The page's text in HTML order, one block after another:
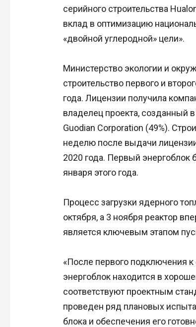
серийного строительства
вклад в оптимизацию
«двойной углеродной» цели».
Министерство экологии и
строительство первого и
года. Лицензии получила
владелец проекта, созданный
Guodian Corporation (49%).
неделю после выдачи
2020 года. Первый
января этого года.
Процесс загрузки ядерного
октября, а 3 ноября реактор
является ключевым этапом
«После первого подключения к
энергоблок находится в
соответствуют проектным
проведен ряд плановых
блока и обеспечения его